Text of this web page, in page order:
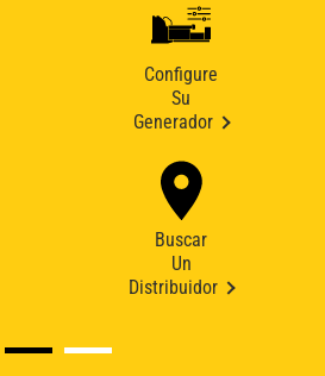
Configure
Su
Generador
Buscar
Un
Distribuidor